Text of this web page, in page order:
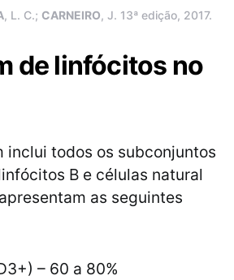
, L. C.; CARNEIRO, J. 13ª edição, 2017.
de linfócitos no
inclui todos os subconjuntos
B e células natural
as seguintes
– 60 a 80%